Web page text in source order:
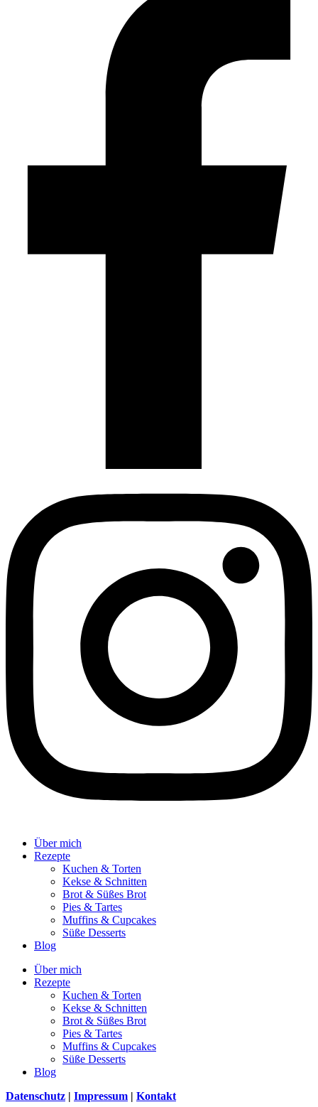
Über mich
Rezepte
Kuchen & Torten
Kekse & Schnitten
Brot & Süßes Brot
Pies & Tartes
Muffins & Cupcakes
Süße Desserts
Blog
Über mich
Rezepte
Kuchen & Torten
Kekse & Schnitten
Brot & Süßes Brot
Pies & Tartes
Muffins & Cupcakes
Süße Desserts
Blog
Datenschutz | Impressum | Kontakt